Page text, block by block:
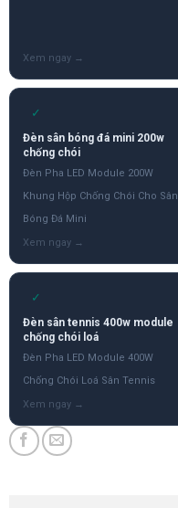
✓
Đèn sân bóng đá mini 200w
chống chói
Đèn Pha LED Module 200W
Khung Hộp Chống Chói Cho Sân
Bóng Đá Mini
✓
Đèn sân tennis 400w module
chống chói loá
Đèn Pha LED Module 400W
Chống Chói Loá Sân Tennis